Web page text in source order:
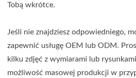
Tobą wkrótce.
Jeśli nie znajdziesz odpowiedniego,
zapewnić usługę OEM lub ODM.
kilku zdjęć z wymiarami lub
możliwość masowej produkcji w